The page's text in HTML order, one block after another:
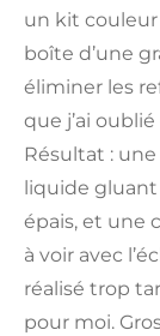
un kit
boîte d’une
éliminer les
que j’ai
Résultat :
liquide
épais, et une
à voir avec
réalisé trop
pour moi.